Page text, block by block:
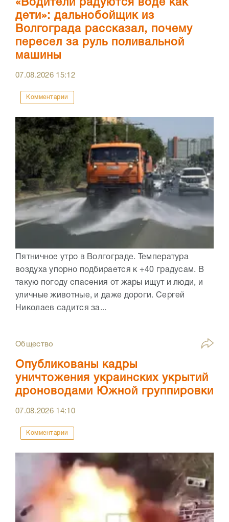
«Водители радуются воде как
дети»: дальнобойщик из
Волгограда рассказал, почему
пересел за руль поливальной
машины
07.08.2026 15:12
Комментарии
Пятничное утро в Волгограде. Температура
воздуха упорно подбирается к +40 градусам. В
такую погоду спасения от жары ищут и люди, и
уличные животные, и даже дороги. Сергей
Николаев садится за...
Общество
Опубликованы кадры
уничтожения украинских укрытий
дроноводами Южной группировки
07.08.2026 14:10
Комментарии